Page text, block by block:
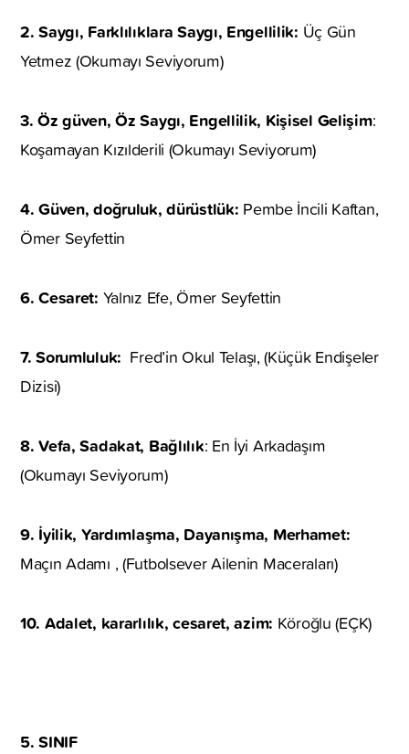
2. Saygı, Farklılıklara Saygı, Engellilik: Üç Gün
Yetmez (Okumayı Seviyorum)
3. Öz güven, Öz Saygı, Engellilik, Kişisel Gelişim:
Koşamayan Kızılderili (Okumayı Seviyorum)
4. Güven, doğruluk, dürüstlük: Pembe İncili Kaftan,
Ömer Seyfettin
6. Cesaret: Yalnız Efe, Ömer Seyfettin
7. Sorumluluk: Fred’in Okul Telaşı, (Küçük Endişeler
Dizisi)
8. Vefa, Sadakat, Bağlılık: En İyi Arkadaşım
(Okumayı Seviyorum)
9. İyilik, Yardımlaşma, Dayanışma, Merhamet:
Maçın Adamı , (Futbolsever Ailenin Maceraları)
10. Adalet, kararlılık, cesaret, azim: Köroğlu (EÇK)
5. SINIF